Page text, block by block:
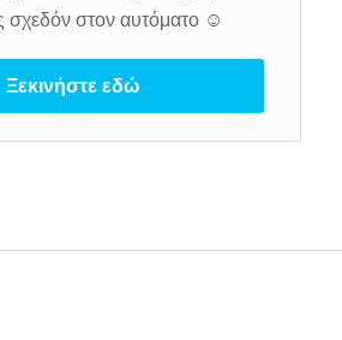
σχεδόν στον αυτόματο ☺️
Ξεκινήστε εδώ